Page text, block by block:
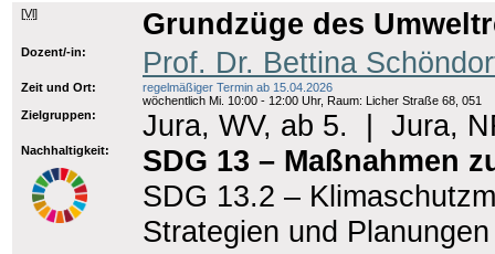
[Vl] Grundzüge des
Dozent/-in: Prof. Dr. Bettina
Zeit und Ort:
regelmäßiger Termin ab 15.04.2026
wöchentlich Mi. 10:00 - 12:00 Uhr, Raum: Licher Straße 68, 051
Zielgruppen:
Jura, WV, ab 5. | Jura,
Nachhaltigkeit:
SDG 13 – Maßnahmen
SDG 13.2 –
Strategien und Planungen